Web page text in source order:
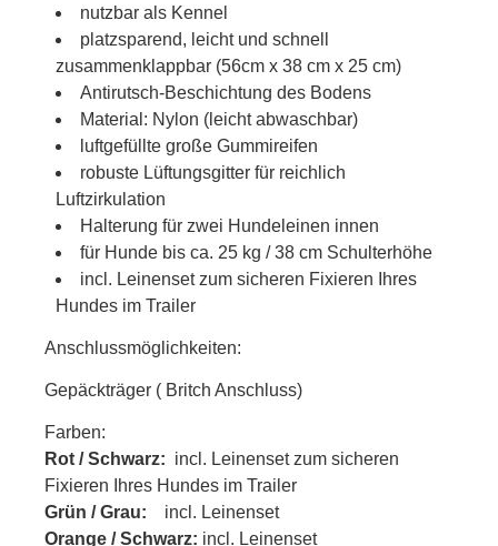
nutzbar als Kennel
platzsparend, leicht und schnell
zusammenklappbar (56cm x 38 cm x 25 cm)
Antirutsch-Beschichtung des Bodens
Material: Nylon (leicht abwaschbar)
luftgefüllte große Gummireifen
robuste Lüftungsgitter für reichlich
Luftzirkulation
Halterung für zwei Hundeleinen innen
für Hunde bis ca. 25 kg / 38 cm Schulterhöhe
incl. Leinenset zum sicheren Fixieren Ihres
Hundes im Trailer
Anschlussmöglichkeiten:
Gepäckträger ( Britch Anschluss)
Farben:
Rot / Schwarz: incl. Leinenset zum sicheren
Fixieren Ihres Hundes im Trailer
Grün / Grau: incl. Leinenset
Orange / Schwarz: incl. Leinenset